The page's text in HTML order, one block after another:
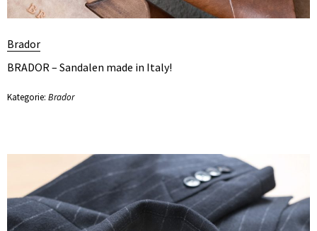
Brador
BRADOR – Sandalen made in Italy!
Kategorie: Brador